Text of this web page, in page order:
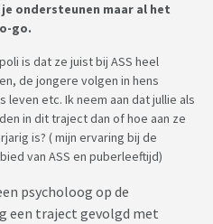
ondersteunen maar al het
go.
is dat ze juist bij ASS heel
de jongere volgen in hens
etc. Ik neem aan dat jullie als
in dit traject dan of hoe aan ze
is? ( mijn ervaring bij de
van ASS en puberleeftijd)
psycholoog op de
een traject gevolgd met